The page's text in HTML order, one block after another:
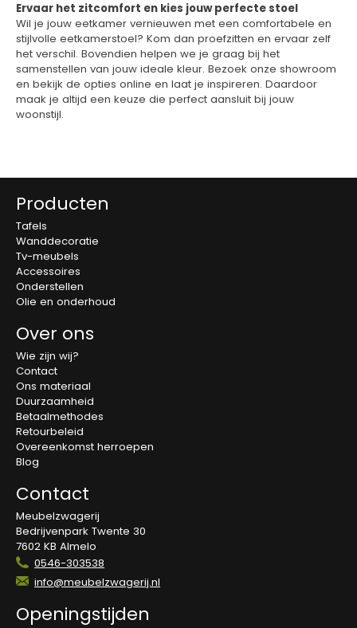
Ervaar het zitcomfort en kies jouw perfecte stoel
Wil je jouw eetkamer vernieuwen met een comfortabele en
stijlvolle eetkamerstoel? Kom dan proefzitten en ervaar zelf
het verschil. Bovendien helpen we je graag bij het
samenstellen van jouw ideale kleur. Bezoek onze showroom
en bekijk de opties online en laat je inspireren. Daardoor
maak je altijd een keuze die perfect aansluit bij jouw
woonstijl.
Producten
Tafels
Wanddecoratie
Tv-meubels
Accessoires
Onderstellen
Olie en onderhoud
Over ons
Wie zijn wij?
Contact
Ons materiaal
Duurzaamheid
Betaalmethodes
Retourbeleid
Overeenkomst herroepen
Blog
Contact
Meubelzwagerij
Bedrijvenpark Twente 30
7602 KB Almelo
0546-303538
info@meubelzwagerij.nl
Openingstijden